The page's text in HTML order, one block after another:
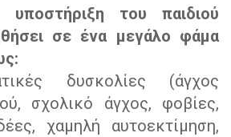
του παιδιού
σε ένα μεγάλο φάμα
δυσκολίες (άγχος
σχολικό άγχος, φοβίες,
χαμηλή αυτοεκτίμηση,